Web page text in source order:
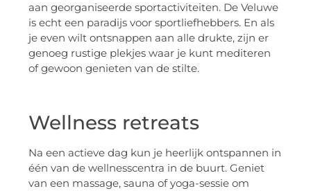
aan georganiseerde sportactiviteiten. De Veluwe
is echt een paradijs voor sportliefhebbers. En als
je even wilt ontsnappen aan alle drukte, zijn er
genoeg rustige plekjes waar je kunt mediteren
of gewoon genieten van de stilte.
Wellness retreats
Na een actieve dag kun je heerlijk ontspannen in
één van de wellnesscentra in de buurt. Geniet
van een massage, sauna of yoga-sessie om